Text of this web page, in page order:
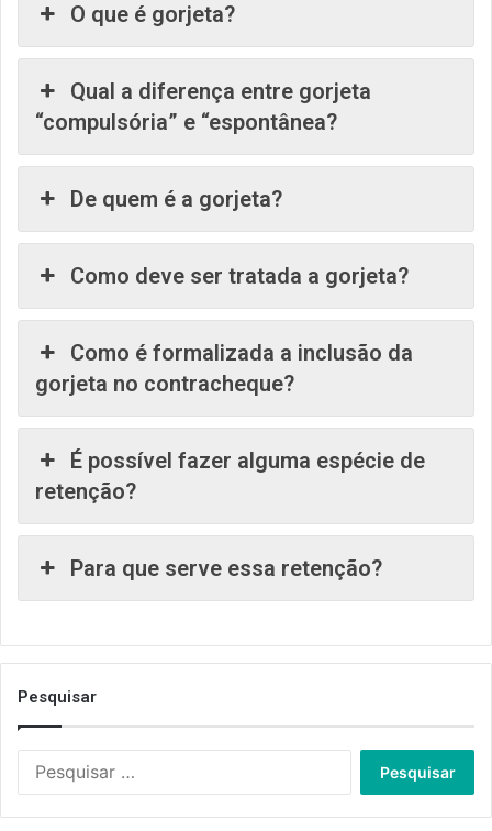
O que é gorjeta?
Qual a diferença entre gorjeta
“compulsória” e “espontânea?
De quem é a gorjeta?
Como deve ser tratada a gorjeta?
Como é formalizada a inclusão da
gorjeta no contracheque?
É possível fazer alguma espécie de
retenção?
Para que serve essa retenção?
Pesquisar